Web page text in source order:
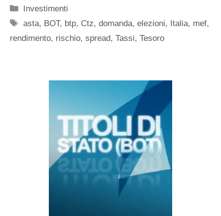
Categorie
Investimenti
Tag
asta, BOT, btp, Ctz,domanda,elezioni, Italia, mef,
rendimento, rischio, spread, Tassi, Tesoro